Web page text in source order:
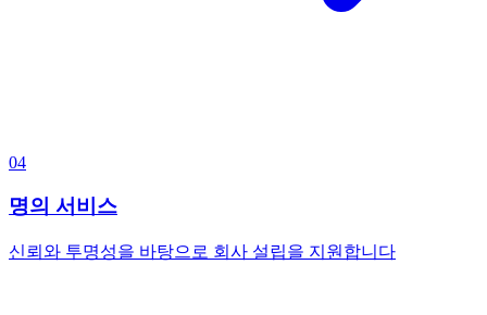
04
명의 서비스
신뢰와 투명성을 바탕으로 회사 설립을 지원합니다